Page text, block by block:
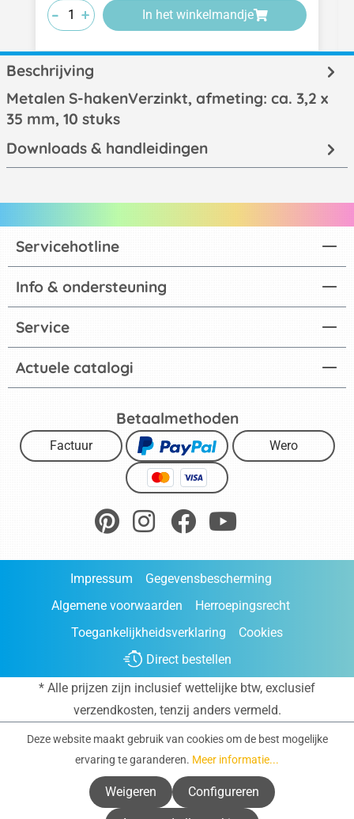
-
-
- +
+
+ In het winkelmandje
Beschrijving
Metalen S-hakenVerzinkt, afmeting: ca. 3,2 x
35 mm, 10 stuks
Downloads & handleidingen
Actuele catalogi
Servicehotline
Info & ondersteuning
Service
Betaalmethoden
Factuur Wero
Impressum
Gegevensbescherming
Algemene voorwaarden
Herroepingsrecht
Toegankelijkheidsverklaring
Cookies
Direct bestellen
* Alle prijzen zijn inclusief wettelijke btw, exclusief
verzendkosten, tenzij anders vermeld.
Deze website maakt gebruik van cookies om de best mogelijke
ervaring te garanderen. Meer informatie...
Weigeren Configureren